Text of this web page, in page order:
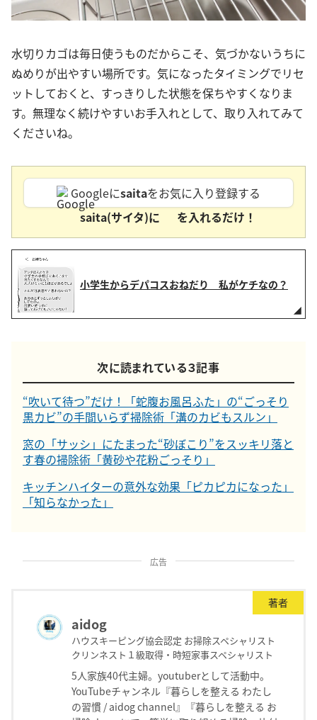
水切りカゴは毎日使うものだからこそ、気づかないうちに
ぬめりが出やすい場所です。気になったタイミングでリセ
ットしておくと、すっきりした状態を保ちやすくなりま
す。無理なく続けやすいお手入れとして、取り入れてみて
くださいね。
Googleにsaitaをお気に入り登録する
saita(サイタ)に
を入れるだけ！
小学生からデパコスおねだり 私がケチなの？
次に読まれている３記事
“吹いて待つ”だけ！「蛇腹お風呂ふた」の“ごっそり
黒カビ”の手間いらず掃除術「溝のカビもスルン」
窓の「サッシ」にたまった“砂ぼこり”をスッキリ落と
す春の掃除術「黄砂や花粉ごっそり」
キッチンハイターの意外な効果「ピカピカになった」
「知らなかった」
広告
著者
aidog
ハウスキーピング協会認定 お掃除スペシャリスト
クリンネスト１級取得・時短家事スペシャリスト
5人家族40代主婦。youtuberとして活動中。
YouTubeチャンネル『暮らしを整える わたし
の習慣 / aidog channel』『暮らしを整える お